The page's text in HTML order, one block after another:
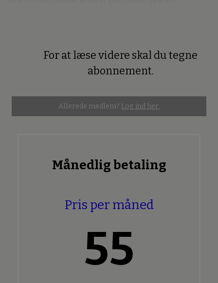
For at læse videre skal du tegne
abonnement.
Allerede medlem? Log ind her.
Månedlig betaling
Pris per måned
55